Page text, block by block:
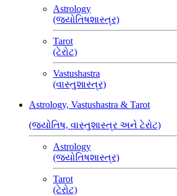
Astrology
(જ્યોતિષશાસ્ત્ર)
Tarot
(ટેરોટ)
Vastushastra
(વાસ્તુશાસ્ત્ર)
Astrology, Vastushastra & Tarot
(જ્યોતિષ, વાસ્તુશાસ્ત્ર અને ટેરોટ)
Astrology
(જ્યોતિષશાસ્ત્ર)
Tarot
(ટેરોટ)